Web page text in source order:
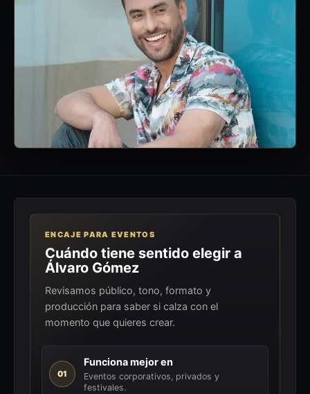
ENCAJE PARA EVENTOS
Cuándo tiene sentido elegir a
Álvaro Gómez
Revisamos público, tono, formato y
producción para saber si calza con el
momento que quieres crear.
01
Funciona mejor en
Eventos corporativos, privados y
festivales.